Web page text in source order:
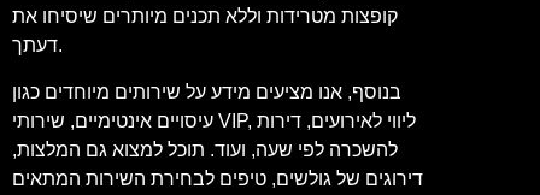
קופצות מטרידות וללא תכנים מיותרים שיסיחו את
דעתך.
בנוסף, אנו מציעים מידע על שירותים מיוחדים כגון
עיסויים אינטימיים, שירותי VIP, ליווי לאירועים, דירות
להשכרה לפי שעה, ועוד. תוכל למצוא גם המלצות,
דירוגים של גולשים, טיפים לבחירת השירות המתאים